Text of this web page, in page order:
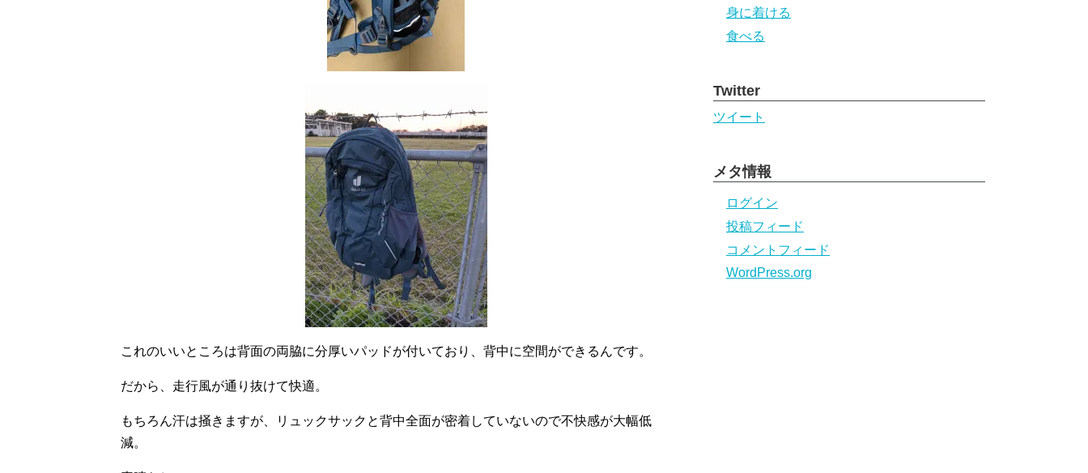
これのいいところは背面の両脇に分厚いパッドが付いており、背中に空間ができるんです。
だから、走行風が通り抜けて快適。
もちろん汗は掻きますが、リュックサックと背中全面が密着していないので不快感が大幅低
減。
身に着ける
食べる
Twitter
ツイート
メタ情報
ログイン
投稿フィード
コメントフィード
WordPress.org